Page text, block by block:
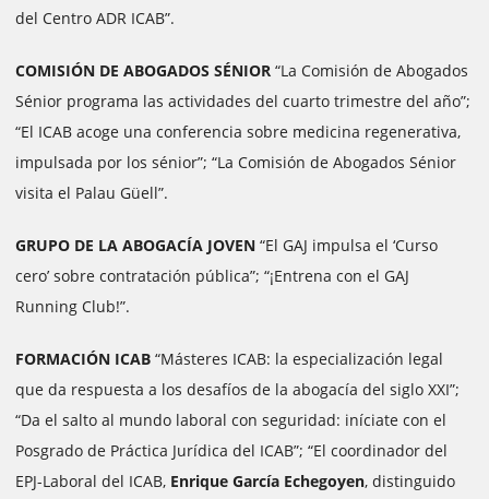
del Centro ADR ICAB”.
COMISIÓN DE ABOGADOS SÉNIOR “La Comisión de Abogados
Sénior programa las actividades del cuarto trimestre del año”;
“El ICAB acoge una conferencia sobre medicina regenerativa,
impulsada por los sénior”; “La Comisión de Abogados Sénior
visita el Palau Güell”.
GRUPO DE LA ABOGACÍA JOVEN “El GAJ impulsa el ‘Curso
cero’ sobre contratación pública”; “¡Entrena con el GAJ
Running Club!”.
FORMACIÓN ICAB “Másteres ICAB: la especialización legal
que da respuesta a los desafíos de la abogacía del siglo XXI”;
“Da el salto al mundo laboral con seguridad: iníciate con el
Posgrado de Práctica Jurídica del ICAB”; “El coordinador del
EPJ-Laboral del ICAB, Enrique García Echegoyen, distinguido